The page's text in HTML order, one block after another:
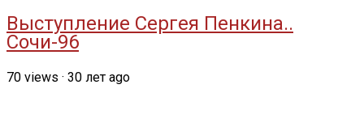
Выступление Сергея Пенкина..
Сочи-96
70 views · 30 лет ago